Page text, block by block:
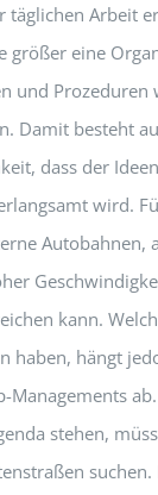
täglichen Arbeit
größer eine
und Prozeduren
Damit besteht
dass der
wird.
Autobahnen,
kann.
haben, hängt
Managements
stehen,